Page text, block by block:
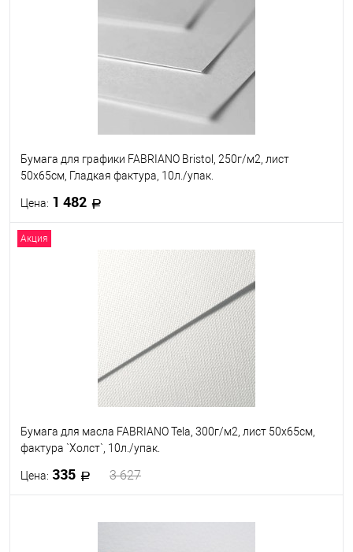
Бумага для графики FABRIANO Bristol, 250г/м2, лист
50x65см, Гладкая фактура, 10л./упак.
Цена: 1 482
В корзину
Под заказ
Акция
Бумага для масла FABRIANO Tela, 300г/м2, лист 50x65см,
фактура `Холст`, 10л./упак.
Цена: 335 3 627
В корзину